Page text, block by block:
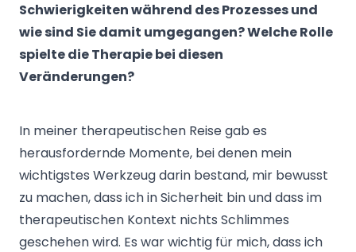
Schwierigkeiten während des Prozesses und
wie sind Sie damit umgegangen? Welche Rolle
spielte die Therapie bei diesen
Veränderungen?
In meiner therapeutischen Reise gab es
herausfordernde Momente, bei denen mein
wichtigstes Werkzeug darin bestand, mir bewusst
zu machen, dass ich in Sicherheit bin und dass im
therapeutischen Kontext nichts Schlimmes
geschehen wird. Es war wichtig für mich, dass ich